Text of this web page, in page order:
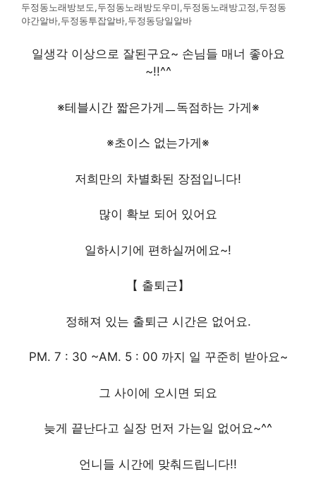
두정동노래방보도,두정동노래방도우미,두정동노래방고정,두정동
야간알바,두정동투잡알바,두정동당일알바
일생각 이상으로 잘된구요~ 손님들 매너 좋아요
~!!^^
※테블시간 짧은가게ㅡ독점하는 가게※
※초이스 없는가게※
저희만의 차별화된 장점입니다!
많이 확보 되어 있어요
일하시기에 편하실꺼에요~!
【 출퇴근】
정해져 있는 출퇴근 시간은 없어요.
PM. 7 : 30 ~AM. 5 : 00 까지 일 꾸준히 받아요~
그 사이에 오시면 되요
늦게 끝난다고 실장 먼저 가는일 없어요~^^
언니들 시간에 맞춰드립니다!!